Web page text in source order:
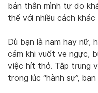
bản thân mình tự do
thể với nhiều cách khác
Dù bạn là nam hay nữ,
cảm khi vuốt ve ngực,
việc hít thở. Tập trung
trong lúc “hành sự”,